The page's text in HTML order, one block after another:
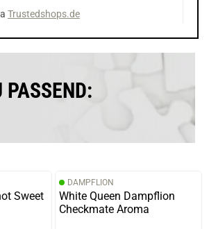
Trustedshops.de
O.
ohne Abgabe eines Kommentars
PASSEND:
Sweet
DAMPFLION
White Queen Dampflion
Checkmate Aroma